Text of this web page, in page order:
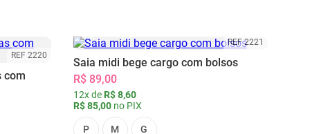
REF 2220
com
REF 2221
Saia midi bege cargo com bolsos
R$ 89,00
12x de R$ 8,60
R$ 85,00no PIX
P M G